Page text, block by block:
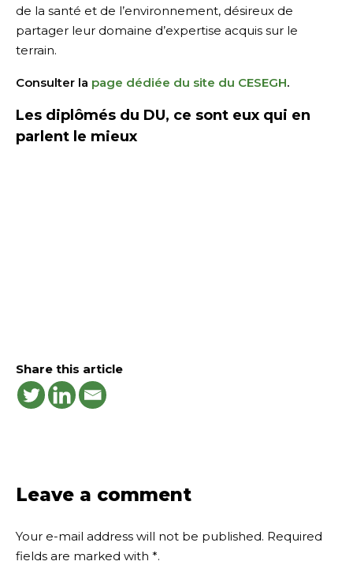
de la santé et de l’environnement, désireux de
partager leur domaine d’expertise acquis sur le
terrain.
Consulter la page dédiée du site du CESEGH.
Les diplômés du DU, ce sont eux qui en
parlent le mieux
Share this article
Leave a comment
Your e-mail address will not be published. Required
fields are marked with *.